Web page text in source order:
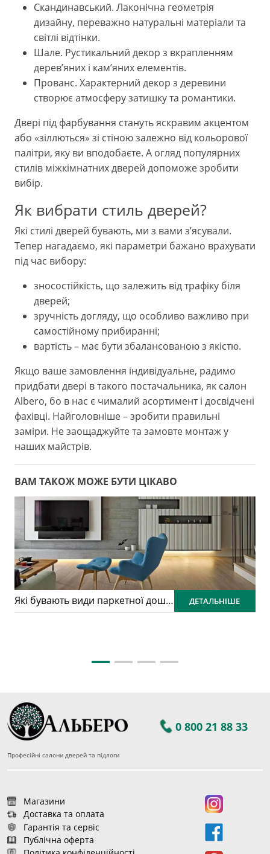
Скандинавський. Лаконічна геометрія
дизайну, переважно натуральні матеріали та
світлі відтінки.
Шале. Рустикальний декор з вкрапленням
дерев’яних і кам’яних елементів.
Прованс. Характерний декор з деревини
створює атмосферу затишку та романтики.
Двері під фарбування стануть яскравим акцентом
або «зіллються» зі стіною залежно від кольорової
палітри, яку ви вподобаєте. А огляд популярних
стилів міжкімнатних дверей допоможе зробити
вибір.
Як вибрати стиль дверей?
Які стилі дверей бувають, ми з вами з’ясували.
Тепер нагадаємо, які параметри бажано врахувати
під час вибору:
зносостійкість, що залежить від трафіку біля
дверей;
зручність догляду, що особливо важливо при
самостійному прибиранні;
вартість – має бути збалансованою з якістю.
Якщо ваше замовлення індивідуальне, радимо
придбати двері в такого постачальника, як салон
Albero, бо в нас є чималий асортимент і досвідчені
фахівці. Найголовніше – зробити правильні
заміри. Не заощаджуйте та замовте монтаж у
наших майстрів.
ВАМ ТАКОЖ МОЖЕ БУТИ ЦІКАВО
Які бувають види паркетної дошки та в чому їх особливості? ДЕТАЛЬНІШЕ
0 800 21 88 33
Професійні салони дверей та підлоги
Магазини
Доставка та оплата
Гарантія та сервіс
Публічна оферта